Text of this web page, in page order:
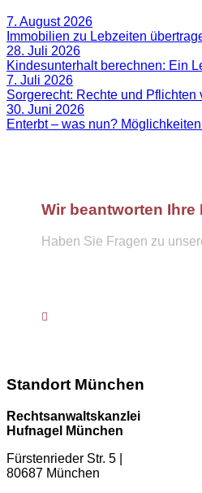
7. August 2026
Immobilien zu Lebzeiten
28. Juli 2026
Kindesunterhalt berechnen: Ein
7. Juli 2026
Sorgerecht: Rechte und Pflichten
30. Juni 2026
Enterbt – was nun?
Wir beantworten Ihre
Haben Sie Fragen zu
Standort München
Rechtsanwaltskanzlei
Hufnagel München
Fürstenrieder Str. 5
80687 München